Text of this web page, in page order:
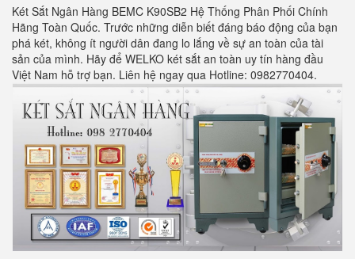
Két Sắt Ngân Hàng BEMC K90SB2 Hệ Thống Phân Phối Chính
Hãng Toàn Quốc. Trước những diễn biết đáng báo động của bạn
phá két, không ít người dân đang lo lắng về sự an toàn của tài
sản của mình. Hãy để WELKO két sắt an toàn uy tín hàng đầu
Việt Nam hỗ trợ bạn. Liên hệ ngay qua Hotline: 0982770404.